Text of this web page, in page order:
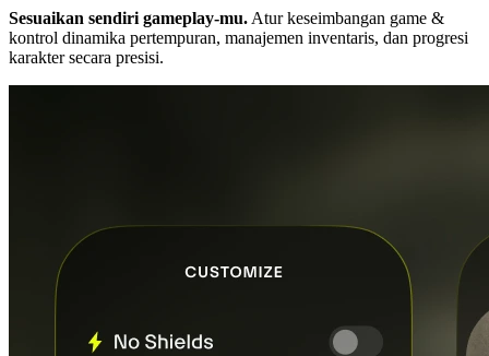
Sesuaikan sendiri gameplay-mu. Atur keseimbangan game &
kontrol dinamika pertempuran, manajemen inventaris, dan progresi
karakter secara presisi.